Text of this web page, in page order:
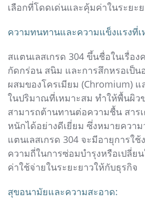
เลือกที่โดดเด่นและคุ้มค่าในระยะ
ความทนทานและความแข็งแรงที่เ
สแตนเลสเกรด 304 ขึ้นชื่อในเรื่อ
กัดกร่อน สนิม และการสึกหรอเป็น
ผสมของโครเมียม (Chromium) แ
ในปริมาณที่เหมาะสม ทำให้พื้นผิว
สามารถต้านทานต่อความชื้น สาร
หนักได้อย่างดีเยี่ยม ซึ่งหมายควา
แตนเลสเกรด 304 จะมีอายุการใ
ความถี่ในการซ่อมบำรุงหรือเปลี่ย
ค่าใช้จ่ายในระยะยาวให้กับธุรกิจ
สุขอนามัยและความสะอาด: